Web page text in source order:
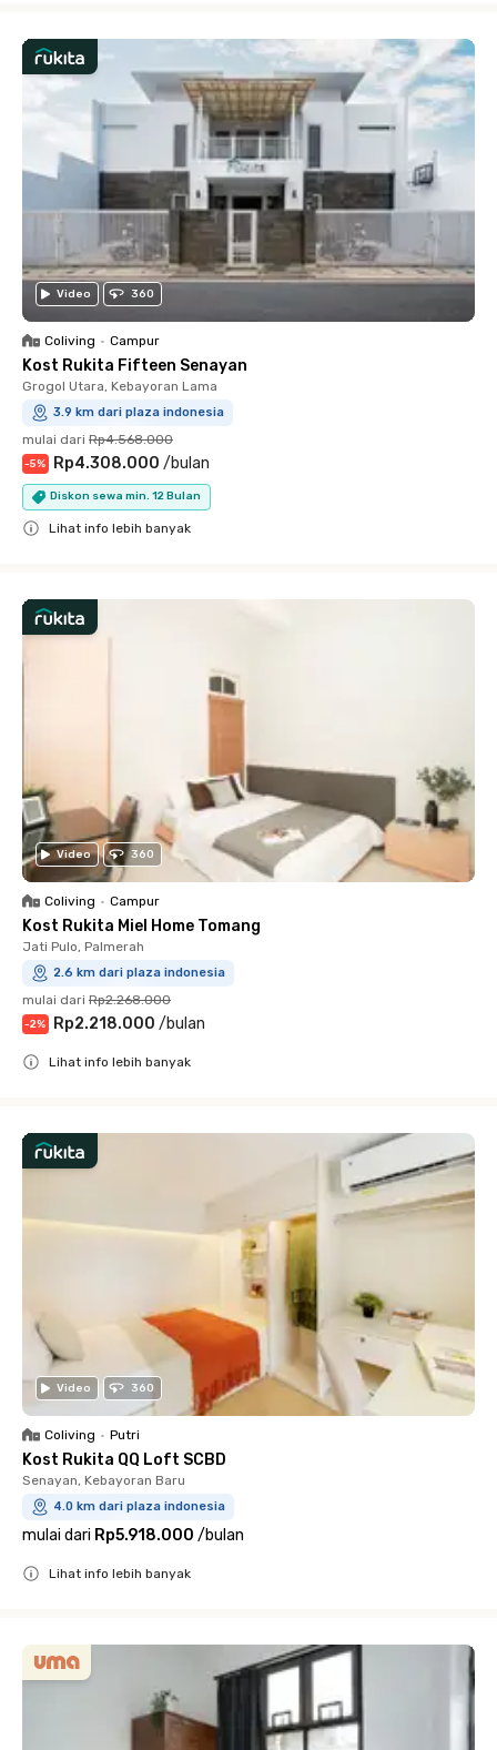
Video 360
Coliving • Campur
Kost Rukita Fifteen Senayan
Grogol Utara, Kebayoran Lama
3.9 km dari plaza indonesia
mulai dari Rp4.568.000
-5% Rp4.308.000 /bulan
Diskon sewa min. 12 Bulan
Lihat info lebih banyak
Video 360
Coliving • Campur
Kost Rukita Miel Home Tomang
Jati Pulo, Palmerah
2.6 km dari plaza indonesia
mulai dari Rp2.268.000
-2% Rp2.218.000 /bulan
Lihat info lebih banyak
Video 360
Coliving • Putri
Kost Rukita QQ Loft SCBD
Senayan, Kebayoran Baru
4.0 km dari plaza indonesia
mulai dari Rp5.918.000 /bulan
Lihat info lebih banyak